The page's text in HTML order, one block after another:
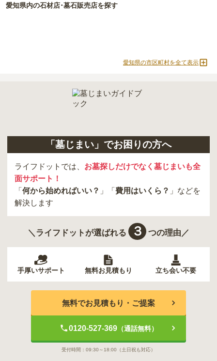
現地見学では、担当者に「提示金額以外にかかる費用はないか」を
愛知県内の石材店･墓石販売店を探す
愛知県の市区町村を全て表示
「墓じまい」でお困りの方へ
ライフドットでは、 お墓探しだけでなく墓じまいも全
面サポート！
「 何から始めればいい？ 」「 費用はいくら？ 」などを
解決します
＼ライフドットが選ばれる ３ つの理由／
手厚いサポート 無料お見積もり 立ち会い不要
無料でお見積もり・ご提案
0120-527-369（通話無料）
受付時間： 09:30～18:00 （土日祝も対応）